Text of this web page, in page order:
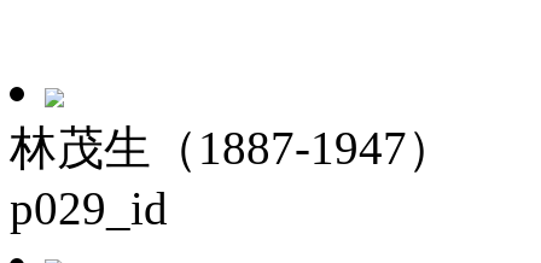
林茂生（1887-1947）
p029_id